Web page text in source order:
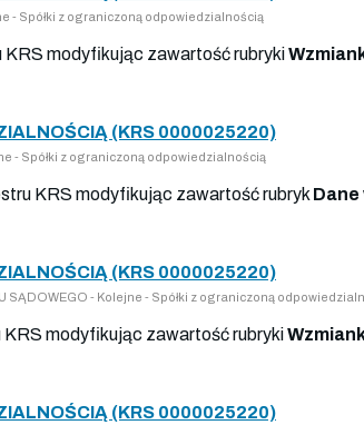
- Spółki z ograniczoną odpowiedzialnością
KRS modyfikując zawartość rubryki
(KRS 0000025220)
- Spółki z ograniczoną odpowiedzialnością
KRS modyfikując zawartość rubryk Dane
(KRS 0000025220)
SĄDOWEGO - Kolejne - Spółki z ograniczoną
KRS modyfikując zawartość rubryki
(KRS 0000025220)